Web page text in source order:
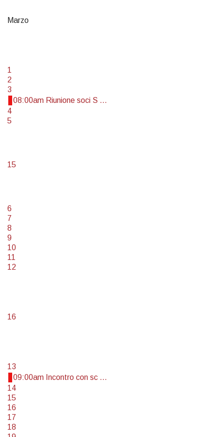
Marzo
1
2
3
08:00am Riunione soci S ...
4
5
15
6
7
8
9
10
11
12
16
13
09:00am Incontro con sc ...
14
15
16
17
18